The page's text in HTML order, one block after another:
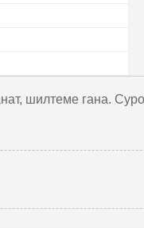
шилтеме гана.